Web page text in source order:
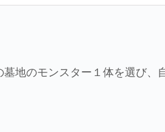
墓地のモンスター１体を選び、